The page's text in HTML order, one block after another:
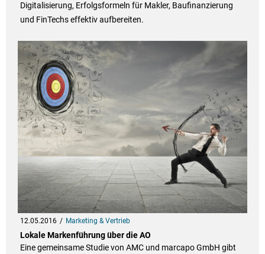
Digitalisierung, Erfolgsformeln für Makler, Baufinanzierung
und FinTechs effektiv aufbereiten.
12.05.2016 Marketing & Vertrieb
Lokale Markenführung über die AO
Eine gemeinsame Studie von AMC und marcapo GmbH gibt